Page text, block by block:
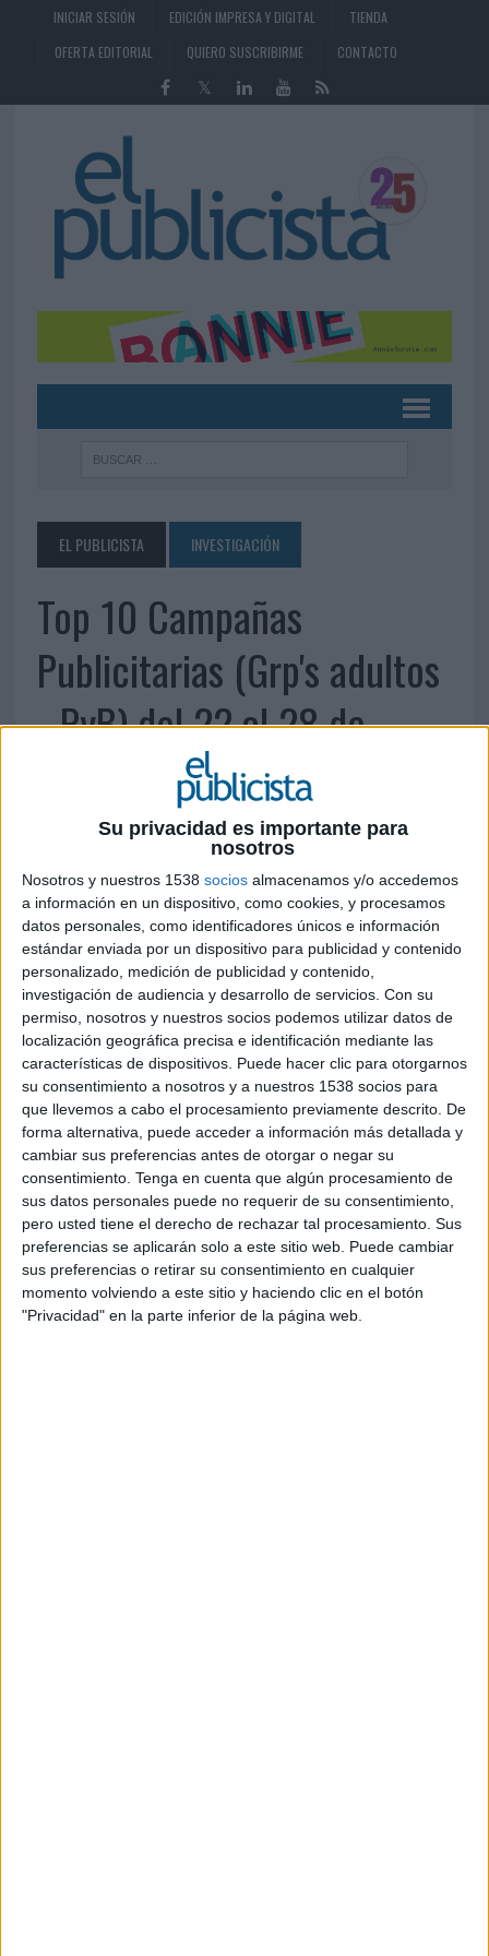
Su privacidad es importante para
nosotros
Nosotros y nuestros 1538 socios almacenamos y/o accedemos
a información en un dispositivo, como cookies, y procesamos
datos personales, como identificadores únicos e información
estándar enviada por un dispositivo para publicidad y contenido
personalizado, medición de publicidad y contenido,
investigación de audiencia y desarrollo de servicios. Con su
permiso, nosotros y nuestros socios podemos utilizar datos de
localización geográfica precisa e identificación mediante las
características de dispositivos. Puede hacer clic para otorgarnos
su consentimiento a nosotros y a nuestros 1538 socios para
que llevemos a cabo el procesamiento previamente descrito. De
forma alternativa, puede acceder a información más detallada y
cambiar sus preferencias antes de otorgar o negar su
consentimiento. Tenga en cuenta que algún procesamiento de
sus datos personales puede no requerir de su consentimiento,
pero usted tiene el derecho de rechazar tal procesamiento. Sus
preferencias se aplicarán solo a este sitio web. Puede cambiar
sus preferencias o retirar su consentimiento en cualquier
momento volviendo a este sitio y haciendo clic en el botón
"Privacidad" en la parte inferior de la página web.
INICIAR SESIÓN EDICIÓN IMPRESA Y DIGITAL
TIENDA
OFERTA EDITORIAL
QUIERO SUSCRIBIRME CONTACTO
EL PUBLICISTA INVESTIGACIÓN
Top 10 Campañas
Publicitarias (Grp's adultos
- PyB) del 22 al 28 de
octubre de 2012
29 DE OCTUBRE DE 2012
Fuente: Moon Media
IMPRIMIR
TWEET
SHARE
SHARE